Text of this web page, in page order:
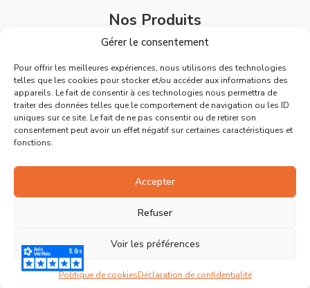
Gérer le consentement
Pour offrir les meilleures expériences, nous utilisons des technologies
telles que les cookies pour stocker et/ou accéder aux informations des
appareils. Le fait de consentir à ces technologies nous permettra de
traiter des données telles que le comportement de navigation ou les ID
uniques sur ce site. Le fait de ne pas consentir ou de retirer son
consentement peut avoir un effet négatif sur certaines caractéristiques et
fonctions.
Accepter
Refuser
Voir les préférences
Politique de cookiesDéclaration de confidentialité
Nos Produits
Stickers
Horloges
Support
Mentions Légales
Conditions Générales de Vente
Déclaration de confidentialité
Ⓒ Tous droits réservés – Site réalisé parArtistick